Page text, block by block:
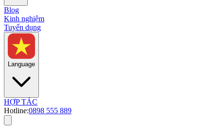
Blog
Kinh nghiệm
Tuyển dụng
Language
HỢP TÁC
Hotline:0898 555 889